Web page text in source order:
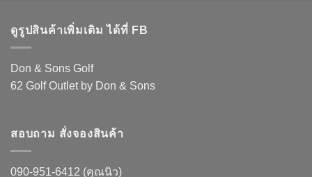
ดูรูปสินค้าเพิ่มเติม ได้ที่ FB
Don & Sons Golf
62 Golf Outlet by Don & Sons
สอบถาม สั่งจองสินค้า
090-951-6412 (คุณนิว)